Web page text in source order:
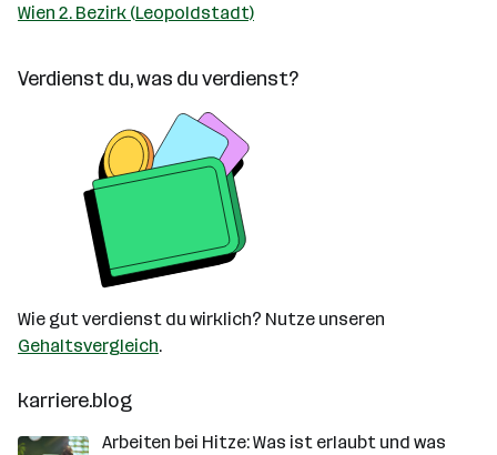
Wien 2. Bezirk (Leopoldstadt)
Verdienst du, was du verdienst?
Wie gut verdienst du wirklich? Nutze unseren
Gehaltsvergleich.
karriere.blog
Arbeiten bei Hitze: Was ist erlaubt und was